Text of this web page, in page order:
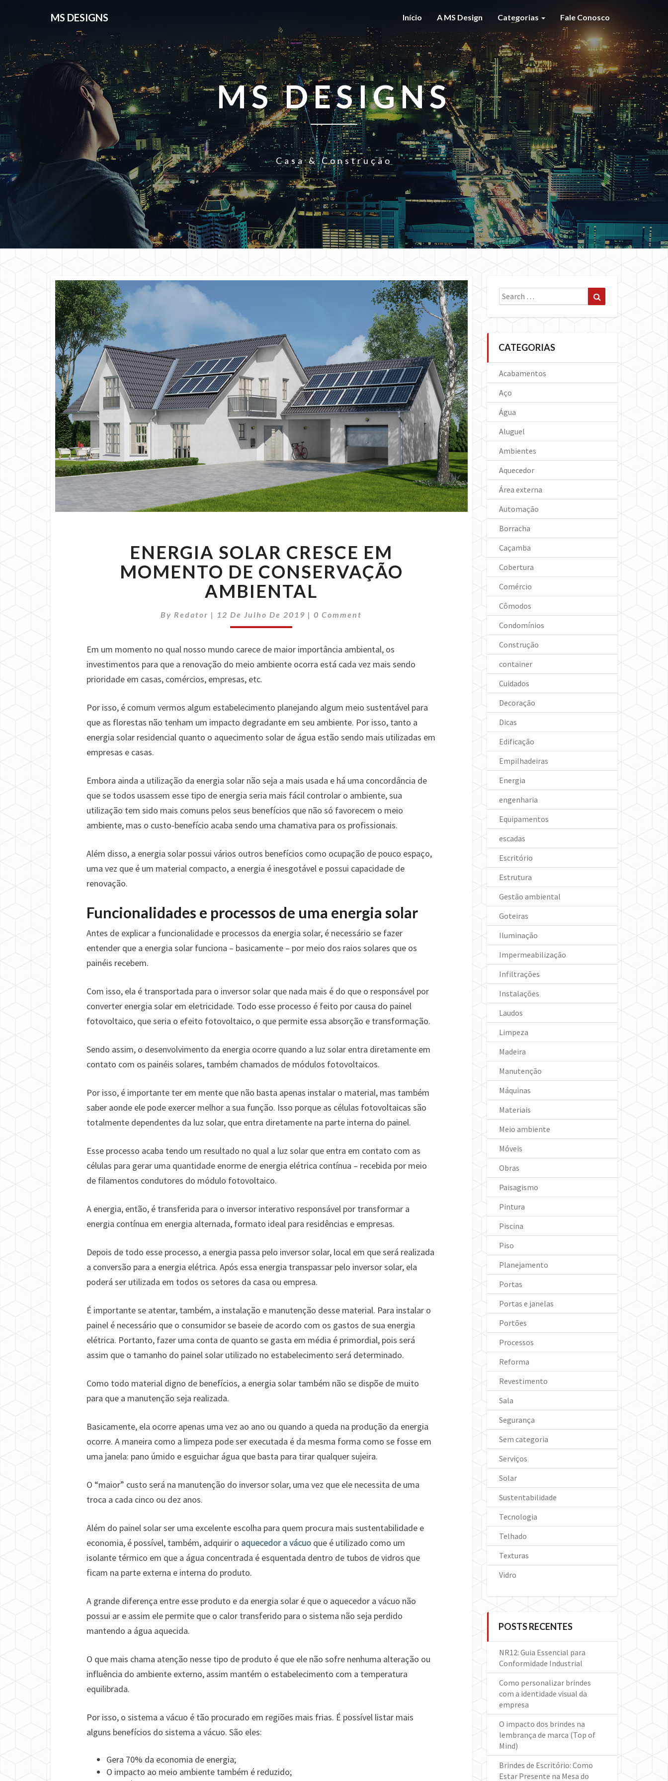
MS DESIGNS Início A MS Design Categorias Fale Conosco
MS DESIGNS
Casa & Construção
SOLAR
CRESCE
EM
MOMENTO
DE
CONSERVAÇÃO
AMBIENTAL
ENERGIA SOLAR CRESCE EM
MOMENTO DE CONSERVAÇÃO
AMBIENTAL
By Redator | 12 De Julho De 2019 |Comments
0 Comment
Em um momento no qual nosso mundo carece de maior importância ambiental, os
investimentos para que a renovação do meio ambiente ocorra está cada vez mais sendo
prioridade em casas, comércios, empresas, etc.
Por isso, é comum vermos algum estabelecimento planejando algum meio sustentável para
que as florestas não tenham um impacto degradante em seu ambiente. Por isso, tanto a
energia solar residencial quanto o aquecimento solar de água estão sendo mais utilizadas em
empresas e casas.
Embora ainda a utilização da energia solar não seja a mais usada e há uma concordância de
que se todos usassem esse tipo de energia seria mais fácil controlar o ambiente, sua
utilização tem sido mais comuns pelos seus benefícios que não só favorecem o meio
ambiente, mas o custo-benefício acaba sendo uma chamativa para os profissionais.
Além disso, a energia solar possui vários outros benefícios como ocupação de pouco espaço,
uma vez que é um material compacto, a energia é inesgotável e possui capacidade de
renovação.
Funcionalidades e processos de uma energia solar
Antes de explicar a funcionalidade e processos da energia solar, é necessário se fazer
entender que a energia solar funciona – basicamente – por meio dos raios solares que os
painéis recebem.
Com isso, ela é transportada para o inversor solar que nada mais é do que o responsável por
converter energia solar em eletricidade. Todo esse processo é feito por causa do painel
fotovoltaico, que seria o efeito fotovoltaico, o que permite essa absorção e transformação.
Sendo assim, o desenvolvimento da energia ocorre quando a luz solar entra diretamente em
contato com os painéis solares, também chamados de módulos fotovoltaicos.
Por isso, é importante ter em mente que não basta apenas instalar o material, mas também
saber aonde ele pode exercer melhor a sua função. Isso porque as células fotovoltaicas são
totalmente dependentes da luz solar, que entra diretamente na parte interna do painel.
Esse processo acaba tendo um resultado no qual a luz solar que entra em contato com as
células para gerar uma quantidade enorme de energia elétrica contínua – recebida por meio
de filamentos condutores do módulo fotovoltaico.
A energia, então, é transferida para o inversor interativo responsável por transformar a
energia contínua em energia alternada, formato ideal para residências e empresas.
Depois de todo esse processo, a energia passa pelo inversor solar, local em que será realizada
a conversão para a energia elétrica. Após essa energia transpassar pelo inversor solar, ela
poderá ser utilizada em todos os setores da casa ou empresa.
É importante se atentar, também, a instalação e manutenção desse material. Para instalar o
painel é necessário que o consumidor se baseie de acordo com os gastos de sua energia
elétrica. Portanto, fazer uma conta de quanto se gasta em média é primordial, pois será
assim que o tamanho do painel solar utilizado no estabelecimento será determinado.
Como todo material digno de benefícios, a energia solar também não se dispõe de muito
para que a manutenção seja realizada.
Basicamente, ela ocorre apenas uma vez ao ano ou quando a queda na produção da energia
ocorre. A maneira como a limpeza pode ser executada é da mesma forma como se fosse em
uma janela: pano úmido e esguichar água que basta para tirar qualquer sujeira.
O “maior” custo será na manutenção do inversor solar, uma vez que ele necessita de uma
troca a cada cinco ou dez anos.
Além do painel solar ser uma excelente escolha para quem procura mais sustentabilidade e
economia, é possível, também, adquirir o aquecedor a vácuo que é utilizado como um
isolante térmico em que a água concentrada é esquentada dentro de tubos de vidros que
ficam na parte externa e interna do produto.
A grande diferença entre esse produto e da energia solar é que o aquecedor a vácuo não
possui ar e assim ele permite que o calor transferido para o sistema não seja perdido
mantendo a água aquecida.
O que mais chama atenção nesse tipo de produto é que ele não sofre nenhuma alteração ou
influência do ambiente externo, assim mantém o estabelecimento com a temperatura
equilibrada.
Por isso, o sistema a vácuo é tão procurado em regiões mais frias. É possível listar mais
alguns benefícios do sistema a vácuo. São eles:
Gera 70% da economia de energia;
O impacto ao meio ambiente também é reduzido;
Search
for:
CATEGORIAS
Acabamentos
Aço
Água
Aluguel
Ambientes
Aquecedor
Área externa
Automação
Borracha
Caçamba
Cobertura
Comércio
Cômodos
Condomínios
Construção
container
Cuidados
Decoração
Dicas
Edificação
Empilhadeiras
Energia
engenharia
Equipamentos
escadas
Escritório
Estrutura
Gestão ambiental
Goteiras
Iluminação
Impermeabilização
Infiltrações
Instalações
Laudos
Limpeza
Madeira
Manutenção
Máquinas
Materiais
Meio ambiente
Móveis
Obras
Paisagismo
Pintura
Piscina
Piso
Planejamento
Portas
Portas e janelas
Portões
Processos
Reforma
Revestimento
Sala
Segurança
Sem categoria
Serviços
Solar
Sustentabilidade
Tecnologia
Telhado
Texturas
Vidro
POSTS RECENTES
NR12: Guia Essencial para
Conformidade Industrial
Como personalizar brindes
com a identidade visual da
empresa
O impacto dos brindes na
lembrança de marca (Top of
Mind)
Brindes de Escritório: Como
Estar Presente na Mesa do